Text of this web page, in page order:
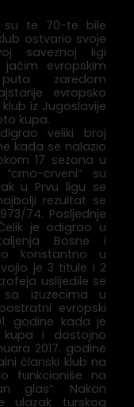
su te 70-te bile
ostvario svoje
saveznoj ligi
evropskim
zaredom
evropsko
iz Jugoslavije
kupa.
veliki broj
kada se nalazio
17 sezona u
crveni” su
u Prvu ligu se
rezultat se
74. Posljednje
je odigrao u
Bosne i
konstantno u
je 3 titule i 2
uslijedile se
izuzecima u
evropski
godine kada je
kupa i dostojno
2017. godine
članski klub na
funkcioniše na
glas“. Nakon
ulazak turskog